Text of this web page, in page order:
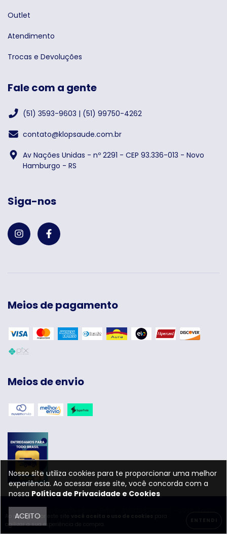
Ao navegar por este site
agilizar a sua experiência de compra.
Outlet
Atendimento
Trocas e Devoluções
Fale com a gente
(51) 3593-9603 | (51) 99750-4262
contato@klopsaude.com.br
Av Nações Unidas - nº 2291 - CEP 93.336-013 - Novo
Hamburgo - RS
Siga-nos
Meios de pagamento
Meios de envio
Copyright Klop Saúde e Bem-Estar - 31602387000180 - 2026. Todos
os direitos reservados.
Nosso site utiliza cookies para te proporcionar uma melhor
experiência. Ao acessar esse site, você concorda com a
nossa Política de Privacidade e Cookies
ACEITO